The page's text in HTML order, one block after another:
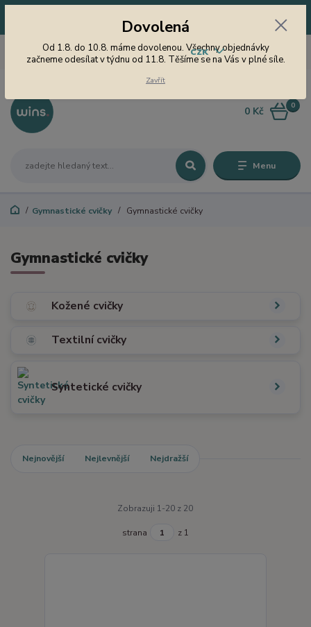
začneme odesílat v týdnu od 11.8. Těšíme se na Vás v plné síle.
Menu
CZK
605 747 185
Jsme tu pro Vás od 9 do 15
hodin
0
0 Kč
Gymnastické cvičky Gymnastické cvičky
Gymnastické cvičky
Kožené cvičky
Textilní cvičky
Syntetické cvičky
Nejnovější Nejlevnější Nejdražší
Zobrazuji 1-20 z 20
strana z 1
Dovolená
Od 1.8. do 10.8. máme dovolenou. Všechny objednávky
začneme odesílat v týdnu od 11.8. Těšíme se na Vás v plné síle.
Zavřít